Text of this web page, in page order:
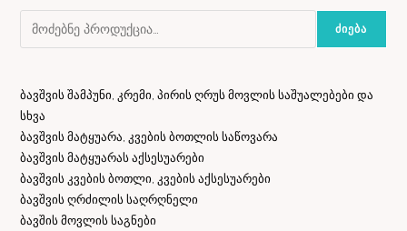
ᲫᲘᲔᲑᲐ
ბავშვის შამპუნი, კრემი, პირის ღრუს მოვლის საშუალებები და
სხვა
ბავშვის მატყუარა, კვების ბოთლის საწოვარა
ბავშვის მატყუარას აქსესუარები
ბავშვის კვების ბოთლი, კვების აქსესუარები
ბავშვის ღრძილის საღრღნელი
ბავშის მოვლის საგნები